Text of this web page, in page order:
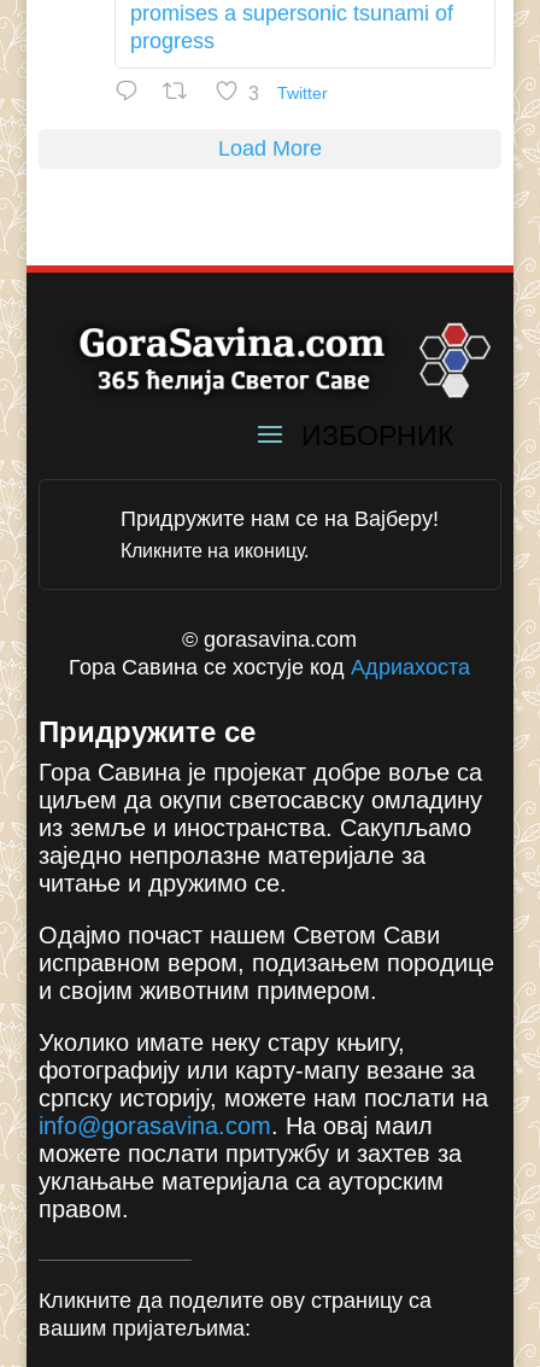
promises a supersonic tsunami of
progress
3 Twitter
Load More
Придружите нам се на Вајберу!
Кликните на иконицу.
© gorasavina.com
Гора Савина се хостује кодАдриахоста
Придружите се
Гора Савина је пројекат добре воље са
циљем да окупи светосавску омладину
из земље и иностранства. Сакупљамо
заједно непролазне материјале за
читање и дружимо се.
Одајмо почаст нашем Светом Сави
исправном вером, подизањем породице
и својим животним примером.
Уколико имате неку стару књигу,
фотографију или карту-мапу везане за
српску историју, можете нам послати на
info@gorasavina.com. На овај маил
можете послати притужбу и захтев за
уклањање материјала са ауторским
правом.
Кликните да поделите ову страницу са
вашим пријатељима: